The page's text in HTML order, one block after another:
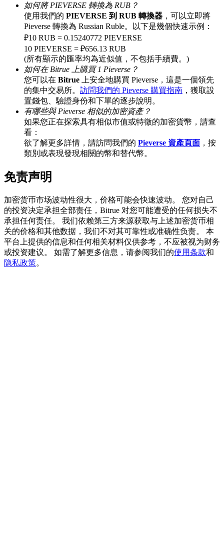
BTC 專享獎勵
BTC 專享獎勵
充值並交易BTC瓜分 25,000 USDT 獎池！
充值CASHCAT & 赢取
BitMart 用戶遷移專享
註冊&交易贏 500,000 USDT
如何將 PIEVERSE 轉換為 RUB？
使用我們的 PIEVERSE 到 RUB 轉換器 ，可以立即將
Pieverse 轉換為 Russian Ruble。以下是幾個快速示例：
₽10 RUB = 0.15240772 PIEVERSE
10 PIEVERSE = ₽656.13 RUB
(所有顯示的匯率均為近似值，不包括手續費。)
如何在 Bitrue 上購買 1 Pieverse？
您可以在 Bitrue 上安全地購買 Pieverse，這是一個領先
的集中交易所。 訪問我們的 Pieverse 購買指南 ，獲取設
置錢包、驗證身份和下單的逐步說明。
有哪些與 Pieverse 相似的加密資產？
如果您正在探索具有相似市值或特徵的加密貨幣，請查
看：
欲了解更多詳情，請訪問我們的 Pieverse 資產頁面 ，按
類別或表現發現相關的幣和替代幣。
免责声明
加密货币市场波动性很大，价格可能会快速波动。 您对自己
的投资决定承担全部责任，Bitrue 对您可能遭受的任何损失不
承担任何责任。 我们依赖第三方来源获取与上述加密货币相
关的价格和其他数据，我们不对其可靠性或准确性负责。 本
平台上提供的信息和任何相关材料仅供参考，不应被视为财务
或投资建议。 如需了解更多信息，请参阅我们的使用条款和
隐私政策。